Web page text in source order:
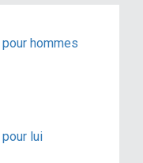
hommes
lui